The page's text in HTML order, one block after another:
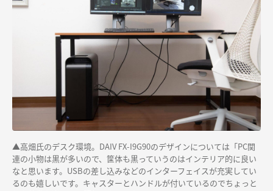
▲高畑氏のデスク環境。DAIV FX-I9G90のデザインについては「PC関
連の小物は黒が多いので、筐体も黒っていうのはインテリア的に良い
なと思います。USBの差し込みなどのインターフェイスが充実してい
るのも嬉しいです。キャスターとハンドルが付いているのでちょっと